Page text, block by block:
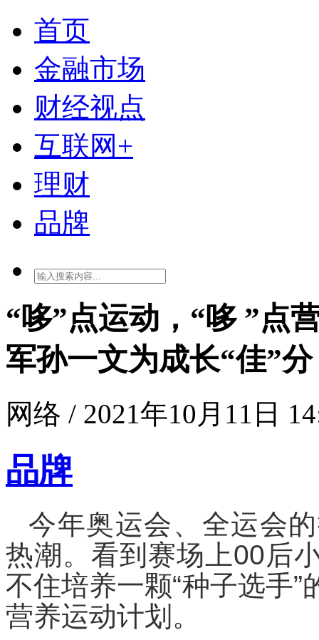
首页
金融市场
财经视点
互联网+
理财
品牌
“哆”点运动，“哆 ”点
军孙一文为成长“佳”分
网络 / 2021年10月11日
品牌
今年奥运会、全运会
热潮。看到赛场上00后
不住培养一颗“种子选手
营养运动计划。